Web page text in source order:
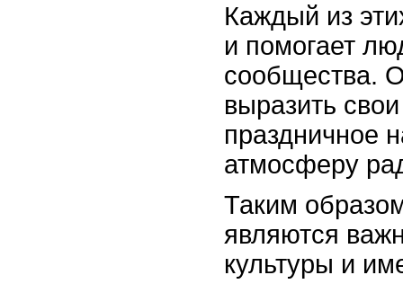
Каждый из
и помогает
сообщества.
выразить
праздничное
атмосферу
Таким
являются
культуры и